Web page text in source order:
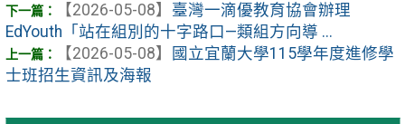
【2026-05-08】 臺灣一滴優教育協會辦理
EdYouth「站在組別的十字路口—類組方向導 ...
【2026-05-08】
國立宜蘭大學115學年度進修學
士班招生資訊及海報